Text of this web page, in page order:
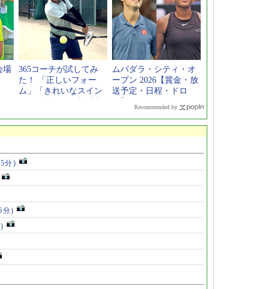
場
365コーチが試してみ
た！ 「正しいフォー
ム」「きれいなスイン
ムバダラ・シティ・オ
ープン 2026【賞金・放
送予定・日程・ドロ
Recommended by
分)
分)